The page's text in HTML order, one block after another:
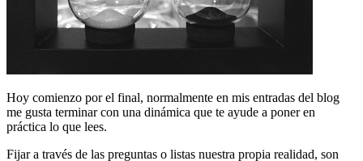
Hoy comienzo por el final, normalmente en mis entradas del blog
me gusta terminar con una dinámica que te ayude a poner en
práctica lo que lees.
Fijar a través de las preguntas o listas nuestra propia realidad, son